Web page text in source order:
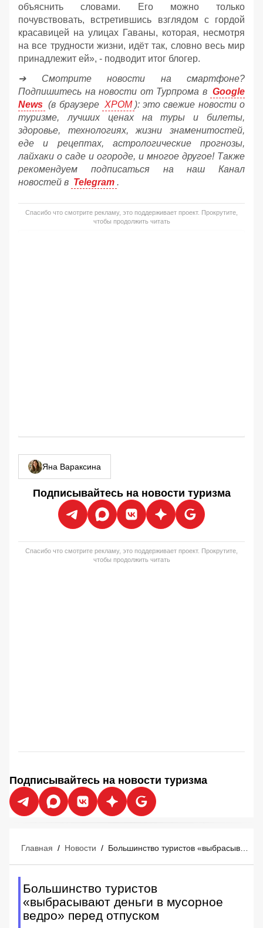
объяснить словами. Его можно только
почувствовать, встретившись взглядом с гордой
красавицей на улицах Гаваны, которая, несмотря
на все трудности жизни, идёт так, словно весь мир
принадлежит ей», - подводит итог блогер.
➔ Смотрите новости на смартфоне?
Подпишитесь на новости от Турпрома в Google
News (в браузере ХРОМ ): это свежие новости о
туризме, лучших ценах на туры и билеты,
здоровье, технологиях, жизни знаменитостей,
еде и рецептах, астрологические прогнозы,
лайхаки о саде и огороде, и многое другое! Также
рекомендуем подписаться на наш Канал
новостей в Telegram .
Спасибо что смотрите рекламу, это поддерживает проект. Прокрутите,
чтобы продолжить читать
Яна Вараксина
Подписывайтесь на новости туризма
Спасибо что смотрите рекламу, это поддерживает проект. Прокрутите,
чтобы продолжить читать
Подписывайтесь на новости туризма
Главная / Новости /
Большинство туристов
«выбрасывают деньги в мусорное
ведро» перед отпуском